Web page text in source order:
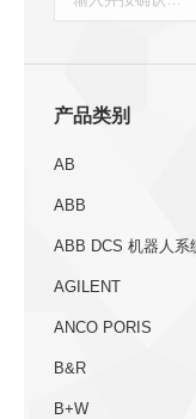
索：
产品类别
AB
ABB
ABB DCS 机器人系
AGILENT
ANCO PORIS
B&R
B+W